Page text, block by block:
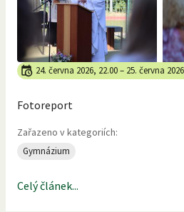
24. června 2026, 22.00– 25. června
Fotoreport
Zařazeno v kategoriích:
Gymnázium
Celý článek...